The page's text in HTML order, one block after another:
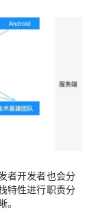
者开发者也会分
特性进行职责分